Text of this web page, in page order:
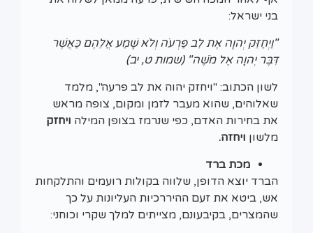
בני ישראל:
"וַיְחַזֵּק יְהוָה אֶת לֵב פַּרְעֹה וְלֹא שָׁמַע אֲלֵהֶם כַּאֲשֶׁר
דִּבֶּר יְהוָה אֶל מֹשֶׁה"(שמות ט, יב)
לשון הכתוב: "ויחזק יהוה את לב פרעה", מלמד
שאלוהים, שהוא מעבר לזמן ומקום, צופה מראש
את בחירות האדם, כפי שנרמז בצופן המילה ויחזק
מלשון ויחזה.
מכת ברד
הברד יוצא הדופן, שלווה בקולות רועמים והתלקחות
אש, ביטא את זעם ההיררכיות העליונות על כך
שהמצרים, בקיבעונם, מצייתים למלך שקרי וכוחני: